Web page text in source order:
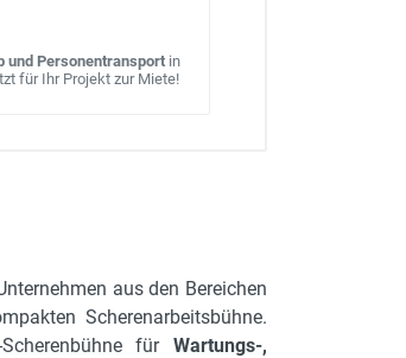
und Personentransport in
für Ihr Projekt zur Miete!
aus den Bereichen
Scherenarbeitsbühne.
für Wartungs-,